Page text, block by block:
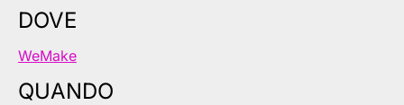
DOVE
WeMake
QUANDO